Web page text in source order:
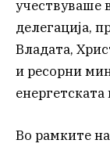
учествуваше
делегација,
Владата,
и ресорни
Во рамките